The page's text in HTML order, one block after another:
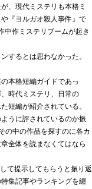
、現代ミステリも本格ミ
『ヨルガオ殺人事件』で
中作ミステリブームが起き
するとは思わなかった。
本格短編ガイドであっ
時代ミステリ、日常の
短編が紹介されている。
うに評されているのか振
の中の作品を探すのに各カ
全体を読まなくてはなら
て提示してもらうと振り返
集記事やランキングを纏